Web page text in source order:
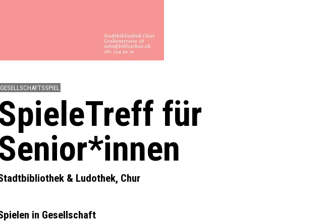
GESELLSCHAFTSSPIEL
für
& Ludothek, Chur
in Gesellschaft